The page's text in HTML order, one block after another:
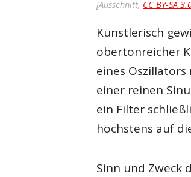
[Ausschnitt, CC BY-SA
Künstlerisch
obertonreicher
eines Oszillators
einer reinen
ein Filter
höchstens auf
Sinn und Zweck